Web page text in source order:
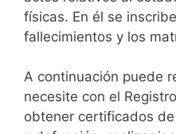
físicas. En él se
fallecimientos y los
A continuación puede
necesite con el
obtener certificados